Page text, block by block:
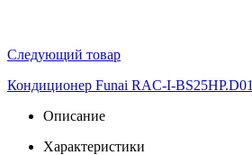
Следующий товар
Кондиционер Funai RAC-I-BS25HP.D01
Описание
Характеристики